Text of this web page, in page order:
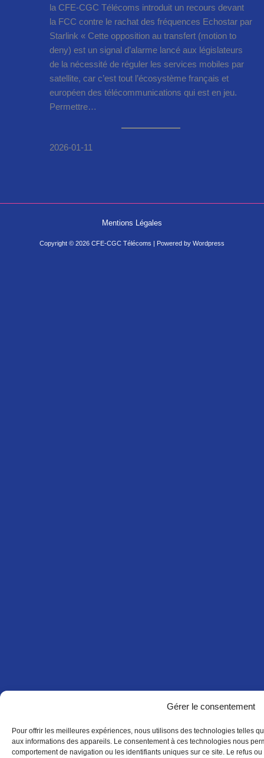
Gérer le consentement
Pour offrir les meilleures expériences, nous utilisons des technologies telles
aux informations des appareils. Le consentement à ces technologies nous
comportement de navigation ou les identifiants uniques sur ce site. Le refus
la CFE-CGC Télécoms introduit un recours devant
la FCC contre le rachat des fréquences Echostar par
Starlink « Cette opposition au transfert (motion to
deny) est un signal d’alarme lancé aux législateurs
de la nécessité de réguler les services mobiles par
satellite, car c’est tout l’écosystème français et
européen des télécommunications qui est en jeu.
Permettre…
2026-01-11
Mentions Légales
Copyright © 2026 CFE-CGC Télécoms | Powered by Wordpress